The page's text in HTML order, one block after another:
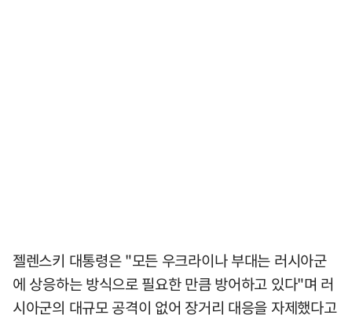
젤렌스키 대통령은 "모든 우크라이나 부대는 러시아군
에 상응하는 방식으로 필요한 만큼 방어하고 있다"며 러
시아군의 대규모 공격이 없어 장거리 대응을 자제했다고